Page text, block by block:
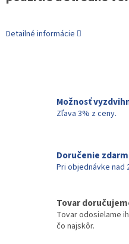
Detailné informácie
Možnosť
Zľava 3% z ceny.
Doručenie
Pri objednávke nad
Tovar
Tovar odosielame
čo najskôr.